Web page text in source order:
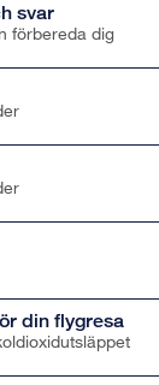
svar
förbereda dig
din flygresa